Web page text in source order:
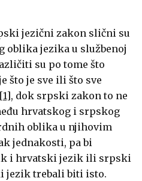
jezični zakon slični su
oblika jezika u službenoj
su po tome što
što je sve ili što sve
[1], dok srpski zakon to ne
hrvatskog i srpskog
oblika u njihovim
jednakosti, pa bi
i hrvatski jezik ili srpski
jezik trebali biti isto.